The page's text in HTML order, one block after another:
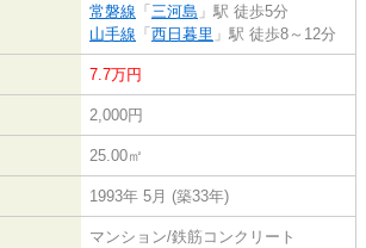
常磐線 「 三河島 」駅 徒歩5分
山手線 「 西日暮里 」駅 徒歩8～12分
7.7万円
2,000円
25.00㎡
1993年 5月 (築33年)
マンション/鉄筋コンクリート